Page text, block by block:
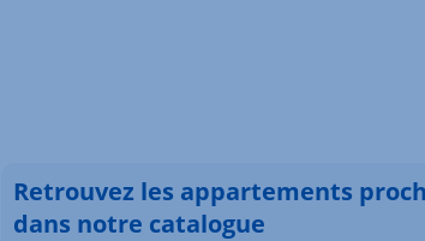
Retrouvez les appartements
dans notre catalogue